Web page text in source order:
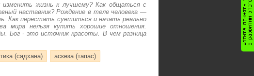
жизнь к лучшему? Как общаться с
наставник? Рождение в теле человека —
Как перестать суетиться и начать реально
мира нельзя купить хорошие отношения.
Бог - это источник красоты. В чем разница
(садхана) аскеза (тапас)